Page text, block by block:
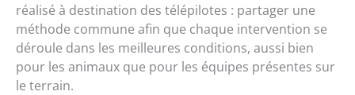
réalisé à destination des télépilotes : partager une
méthode commune afin que chaque intervention se
déroule dans les meilleures conditions, aussi bien
pour les animaux que pour les équipes présentes sur
le terrain.